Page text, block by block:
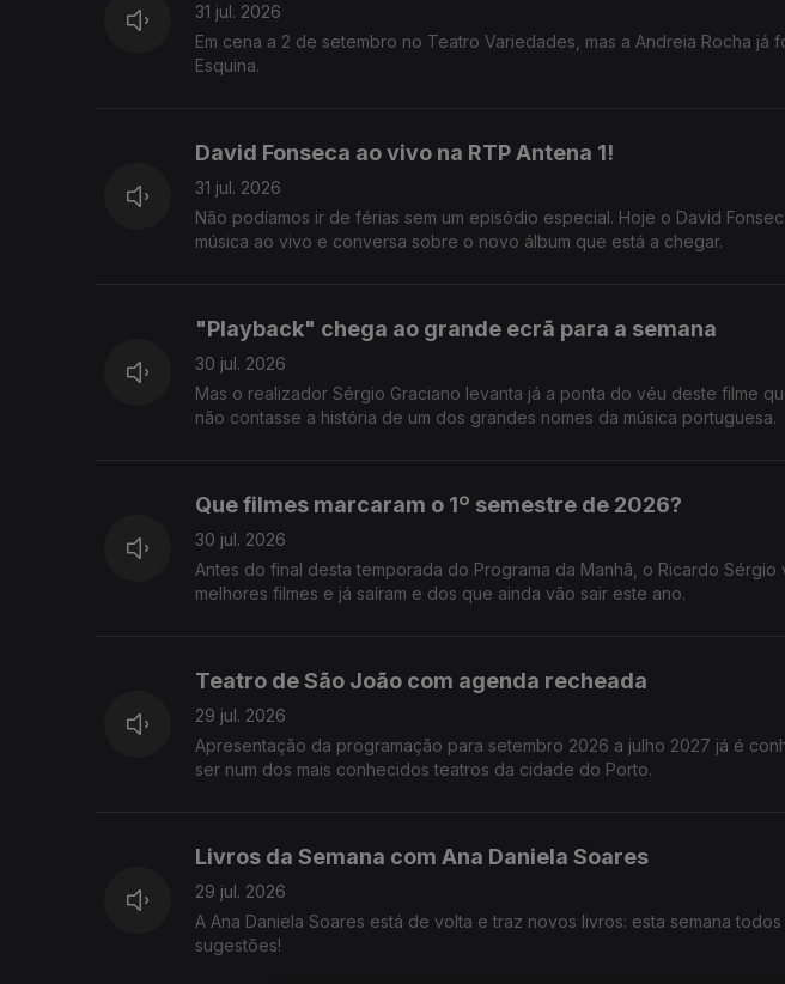
31 jul. 2026
Em cena a 2 de setembro no Teatro Variedades, mas a Andreia Rocha já
Esquina.
David Fonseca ao vivo na RTP Antena 1!
31 jul. 2026
Não podíamos ir de férias sem um episódio especial. Hoje o David
música ao vivo e conversa sobre o novo álbum que está a chegar.
"Playback" chega ao grande ecrã para a semana
30 jul. 2026
Mas o realizador Sérgio Graciano levanta já a ponta do véu deste filme
não contasse a história de um dos grandes nomes da música portuguesa.
Que filmes marcaram o 1º semestre de 2026?
30 jul. 2026
Antes do final desta temporada do Programa da Manhã, o Ricardo
melhores filmes e já saíram e dos que ainda vão sair este ano.
Teatro de São João com agenda recheada
29 jul. 2026
Apresentação da programação para setembro 2026 a julho 2027 já é
ser num dos mais conhecidos teatros da cidade do Porto.
Livros da Semana com Ana Daniela Soares
29 jul. 2026
A Ana Daniela Soares está de volta e traz novos livros: esta semana
sugestões!